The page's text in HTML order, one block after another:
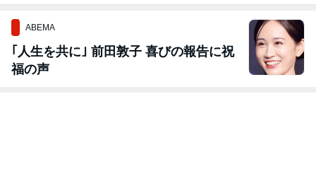
ABEMA
｢人生を共に｣ 前田敦子 喜びの報告に祝
福の声